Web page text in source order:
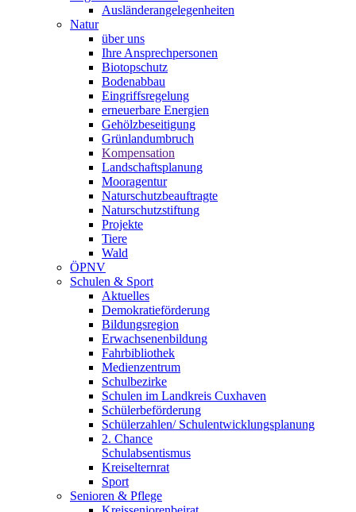
Ausländerangelegenheiten
Natur
über uns
Ihre Ansprechpersonen
Biotopschutz
Bodenabbau
Eingriffsregelung
erneuerbare Energien
Gehölzbeseitigung
Grünlandumbruch
Kompensation
Landschaftsplanung
Mooragentur
Naturschutzbeauftragte
Naturschutzstiftung
Projekte
Tiere
Wald
ÖPNV
Schulen & Sport
Aktuelles
Demokratieförderung
Bildungsregion
Erwachsenenbildung
Fahrbibliothek
Medienzentrum
Schulbezirke
Schulen im Landkreis Cuxhaven
Schülerbeförderung
Schülerzahlen/ Schulentwicklungsplanung
2. Chance
Schulabsentismus
Kreiselternrat
Sport
Senioren & Pflege